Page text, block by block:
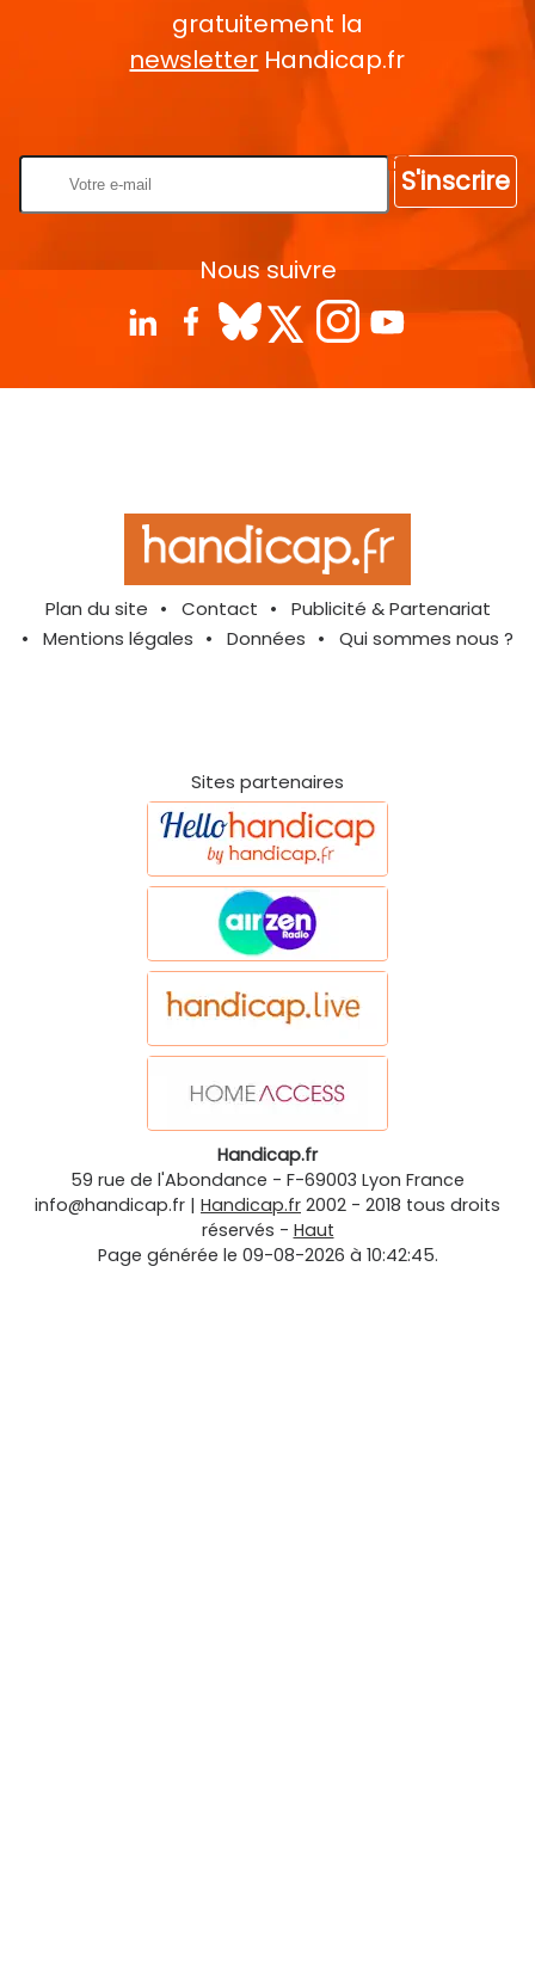
gratuitement la
newsletter Handicap.fr
S'inscrire
Nous suivre
Plan du site Contact
Publicité & Partenariat
Mentions légales
Données Qui sommes nous ?
Sites partenaires
Handicap.fr
59 rue de l'Abondance - F-69003 Lyon France
info@handicap.fr | Handicap.fr 2002 - 2018 tous droits
réservés - Haut
Page générée le 09-08-2026 à 10:42:45.